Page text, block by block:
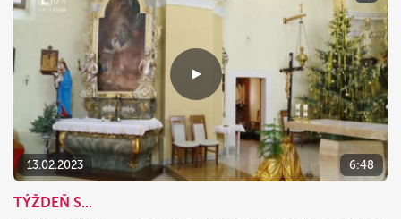
13.02.2023 6:48
TÝŽDEŇ S...